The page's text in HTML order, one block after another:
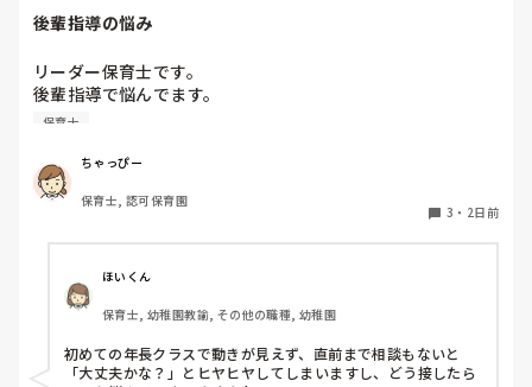
後輩指導の悩み
リーダー保育士です。
後輩指導で悩んでます。
初めて年長を持つ後輩がいますが
いで様子見てると直前になるまで何もアクションがなかった
り
他の職員に聞いてる様子もなくて
よほど自分に聞きづらいのか、聞く必要性さえ感じないの
か、もうよくわからないです。
対応にも悩みます。
保育士
ちゃっぴー
保育士, 認可保育園
3 ・ 2日前
ほいくん
保育士, 幼稚園教諭, その他の職種, 幼稚園
初めての年長クラスで動きが見えず、直前まで相談もないと
「大丈夫かな？」とヒヤヒヤしてしまいますし、どう接したら